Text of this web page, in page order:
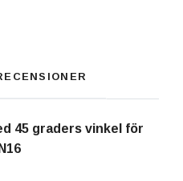
45 graders vinkel för